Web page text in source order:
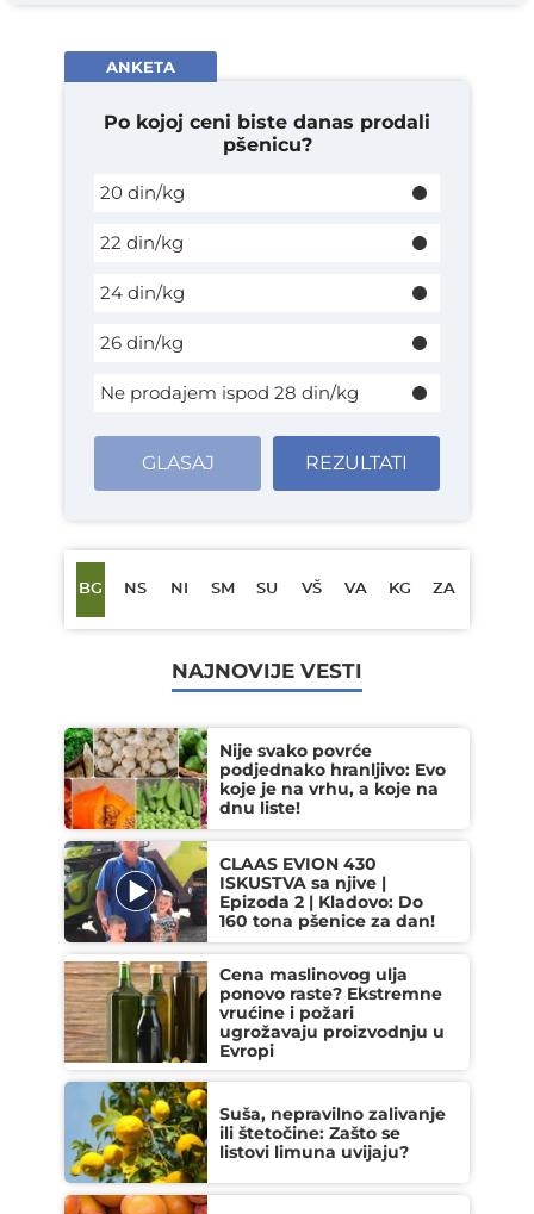
ANKETA
Po kojoj ceni biste danas prodali
pšenicu?
20 din/kg
22 din/kg
24 din/kg
26 din/kg
Ne prodajem ispod 28 din/kg
GLASAJ REZULTATI
BG NS NI SM SU VŠ VA KG ZA
NAJNOVIJE VESTI
Nije svako povrće
podjednako hranljivo: Evo
koje je na vrhu, a koje na
dnu liste!
CLAAS EVION 430
ISKUSTVA sa njive |
Epizoda 2 | Kladovo: Do
160 tona pšenice za dan!
Cena maslinovog ulja
ponovo raste? Ekstremne
vrućine i požari
ugrožavaju proizvodnju u
Evropi
Suša, nepravilno zalivanje
ili štetočine: Zašto se
listovi limuna uvijaju?